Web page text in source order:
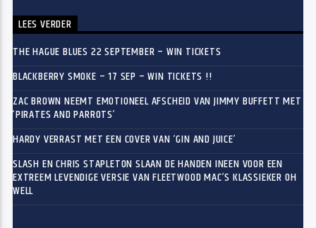
LEES VERDER
THE HAGUE BLUES 22 SEPTEMBER – WIN TICKETS
BLACKBERRY SMOKE – 17 SEP – WIN TICKETS !!
ZAC BROWN NEEMT EMOTIONEEL AFSCHEID VAN JIMMY BUFFETT MET
‘PIRATES AND PARROTS’
HARDY VERRAST MET EEN COVER VAN ‘GIN AND JUICE’
SLASH EN CHRIS STAPLETON SLAAN DE HANDEN INEEN VOOR EEN
EXTREEM LEVENDIGE VERSIE VAN FLEETWOOD MAC’S KLASSIEKER OH
WELL